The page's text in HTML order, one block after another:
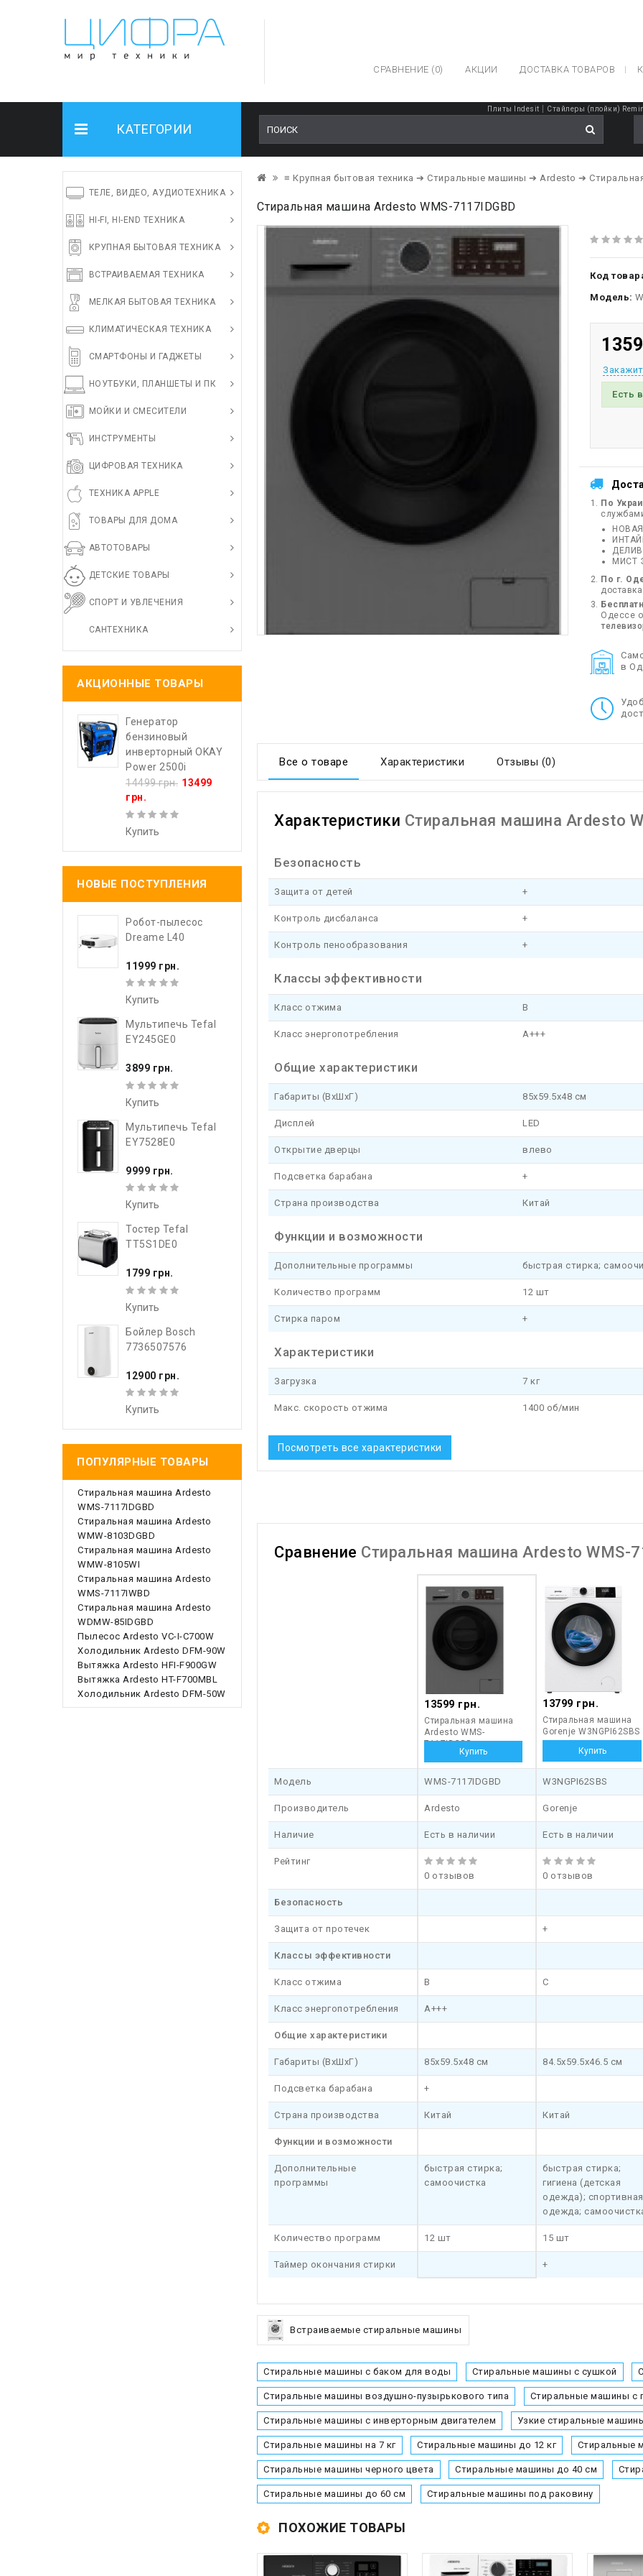
СРАВНЕНИЕ (0) АКЦИИ ДОСТАВКА ТОВАРОВ
КАТЕГОРИИ
Плиты Indesit Стайлеры (плойки)
ТЕЛЕ, ВИДЕО, АУДИОТЕХНИКА
HI-FI, HI-END ТЕХНИКА
КРУПНАЯ БЫТОВАЯ ТЕХНИКА
ВСТРАИВАЕМАЯ ТЕХНИКА
МЕЛКАЯ БЫТОВАЯ ТЕХНИКА
КЛИМАТИЧЕСКАЯ ТЕХНИКА
СМАРТФОНЫ И ГАДЖЕТЫ
НОУТБУКИ, ПЛАНШЕТЫ И ПК
МОЙКИ И СМЕСИТЕЛИ
ИНСТРУМЕНТЫ
ЦИФРОВАЯ ТЕХНИКА
ТЕХНИКА APPLE
ТОВАРЫ ДЛЯ ДОМА
АВТОТОВАРЫ
ДЕТСКИЕ ТОВАРЫ
СПОРТ И УВЛЕЧЕНИЯ
САНТЕХНИКА
АКЦИОННЫЕ ТОВАРЫ
Генератор
бензиновый
инверторный OKAY
Power 2500i
14499 грн. 13499
грн.
Купить
НОВЫЕ ПОСТУПЛЕНИЯ
Робот-пылесос
Dreame L40
11999 грн.
Купить
Мультипечь Tefal
EY245GE0
3899 грн.
Купить
Мультипечь Tefal
EY7528E0
9999 грн.
Купить
Тостер Tefal
TT5S1DE0
1799 грн.
Купить
Бойлер Bosch
7736507576
12900 грн.
Купить
ПОПУЛЯРНЫЕ ТОВАРЫ
Стиральная машина Ardesto
WMS-7117IDGBD
Стиральная машина Ardesto
WMW-8103DGBD
Стиральная машина Ardesto
WMW-8105WI
Стиральная машина Ardesto
WMS-7117IWBD
Стиральная машина Ardesto
WDMW-85IDGBD
Пылесос Ardesto VC-I-C700W
Холодильник Ardesto DFM-90W
Вытяжка Ardesto HFI-F900GW
Вытяжка Ardesto HT-F700MBL
Холодильник Ardesto DFM-50W
≡ Крупная бытовая техника ➔ Стиральные машины ➔ Ardesto ➔
Стиральная машина Ardesto WMS-7117IDGBD
Код
Модель:
Есть
По
МИСТ
По г.
доставка
Одессе
в
Все о товаре Характеристики Отзывы (0)
Характеристики Стиральная машина Ardesto
Безопасность
Защита от детей +
Контроль дисбаланса +
Контроль пенообразования +
Классы эффективности
Класс отжима B
Класс энергопотребления A+++
Общие характеристики
Габариты (ВхШхГ) 85x59.5x48 см
Дисплей LED
Открытие дверцы влево
Подсветка барабана +
Страна производства Китай
Функции и возможности
Дополнительные программы быстрая стирка;
Количество программ 12 шт
Стирка паром +
Характеристики
Загрузка 7 кг
Макс. скорость отжима 1400 об/мин
Посмотреть все характеристики
Сравнение Стиральная машина Ardesto WMS-
13599 грн.
Стиральная машина
Ardesto WMS-
7117IDGBD
13799 грн.
Стиральная машина
Gorenje W3NGPI62SBS
Модель WMS-7117IDGBD W3NGPI62SBS
Производитель Ardesto Gorenje
Наличие Есть в наличии Есть в наличии
Рейтинг
0 отзывов
0 отзывов
Безопасность
Защита от протечек +
Классы эффективности
Класс отжима B C
Класс энергопотребления A+++
Общие характеристики
Габариты (ВхШхГ) 85x59.5x48 см 84.5x59.5x46.5 см
Подсветка барабана +
Страна производства Китай Китай
Функции и возможности
Дополнительные
программы
быстрая стирка;
самоочистка
быстрая стирка;
гигиена (детская
одежда); спортивная
одежда;
Количество программ 12 шт 15 шт
Таймер окончания стирки +
Встраиваемые стиральные машины
Стиральные машины с баком для воды Стиральные машины с сушкой
Стиральные машины воздушно-пузырькового типа Стиральные машины с
Стиральные машины с инверторным двигателем Узкие стиральные
Стиральные машины на 7 кг Стиральные машины до 12 кг Стиральные
Стиральные машины черного цвета Стиральные машины до 40 см
Стиральные машины до 60 см Стиральные машины под раковину
ПОХОЖИЕ ТОВАРЫ